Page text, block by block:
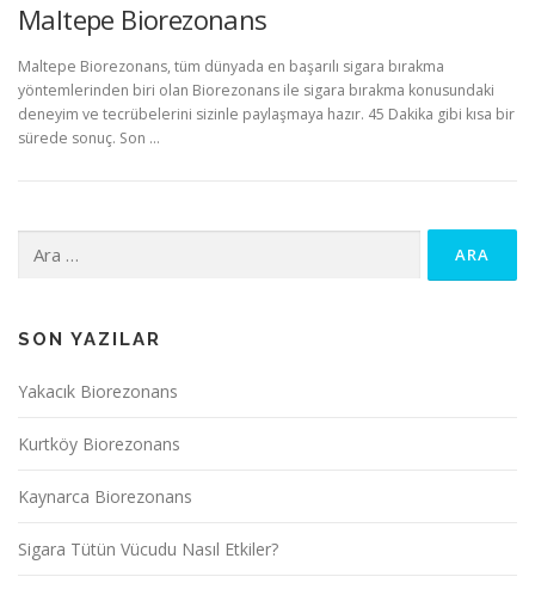
Maltepe Biorezonans
Maltepe Biorezonans, tüm dünyada en başarılı sigara bırakma
yöntemlerinden biri olan Biorezonans ile sigara bırakma konusundaki
deneyim ve tecrübelerini sizinle paylaşmaya hazır. 45 Dakika gibi kısa bir
sürede sonuç. Son …
SON YAZILAR
Yakacık Biorezonans
Kurtköy Biorezonans
Kaynarca Biorezonans
Sigara Tütün Vücudu Nasıl Etkiler?